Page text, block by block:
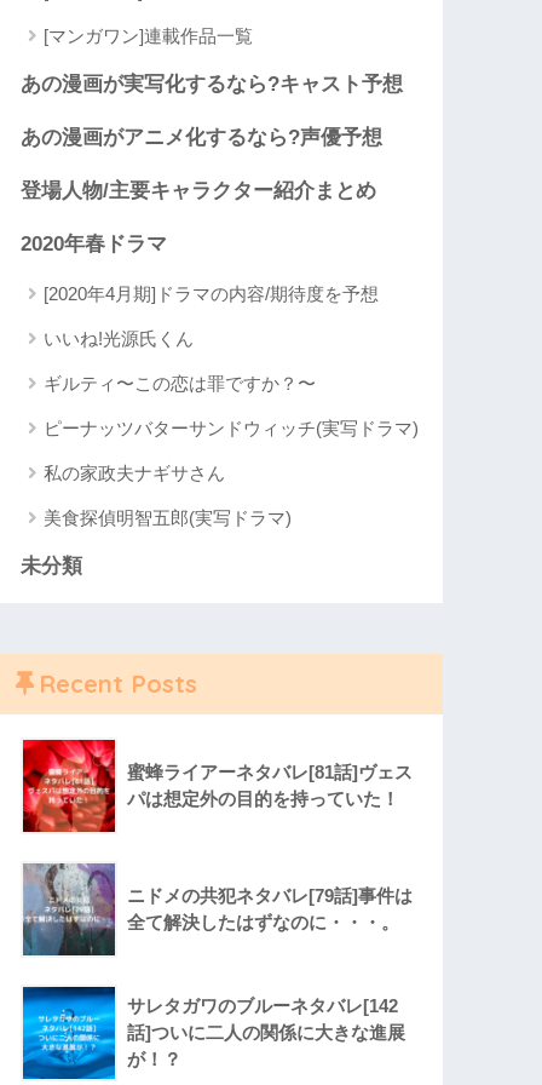
[マンガワン]連載作品一覧
あの漫画が実写化するなら?キャスト予想
あの漫画がアニメ化するなら?声優予想
登場人物/主要キャラクター紹介まとめ
2020年春ドラマ
[2020年4月期]ドラマの内容/期待度を予想
いいね!光源氏くん
ギルティ〜この恋は罪ですか？〜
ピーナッツバターサンドウィッチ(実写ドラマ)
私の家政夫ナギサさん
美食探偵明智五郎(実写ドラマ)
未分類
Recent Posts
蜜蜂ライアーネタバレ[81話]ヴェス
パは想定外の目的を持っていた！
ニドメの共犯ネタバレ[79話]事件は
全て解決したはずなのに・・・。
サレタガワのブルーネタバレ[142
話]ついに二人の関係に大きな進展
が！？